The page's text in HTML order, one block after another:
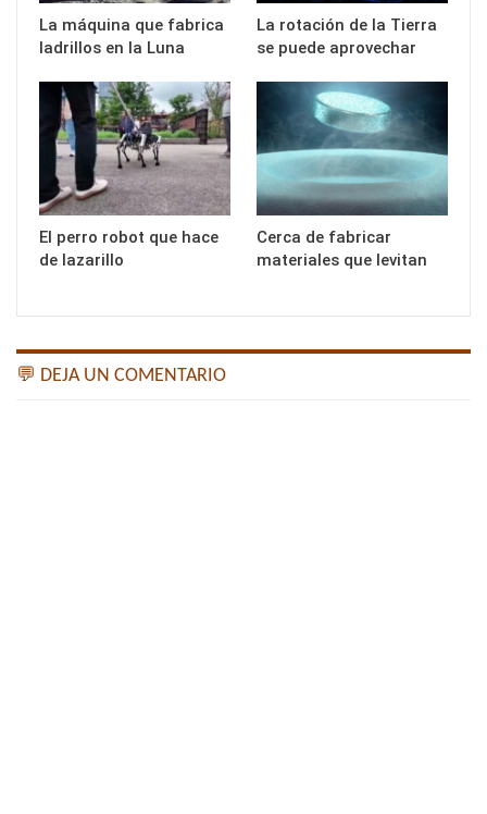
La máquina que fabrica
ladrillos en la Luna
La rotación de la Tierra
se puede aprovechar
El perro robot que hace
de lazarillo
Cerca de fabricar
materiales que levitan
💬 DEJA UN COMENTARIO